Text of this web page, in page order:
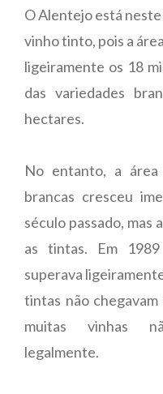
O Alentejo está
vinho tinto, pois a
ligeiramente os 18
das variedades
hectares.
No entanto, a área
brancas cresceu
século passado, mas
as tintas. Em
superava
tintas não
muitas vinhas
legalmente.